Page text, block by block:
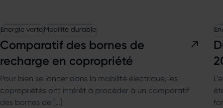
Energie verteMobilité durable
Comparatif des bornes de
recharge en copropriété
Pour bien se lancer dans la mobilité électrique, les
copropriétés ont intérêt à procéder à un comparatif
des bornes de […]